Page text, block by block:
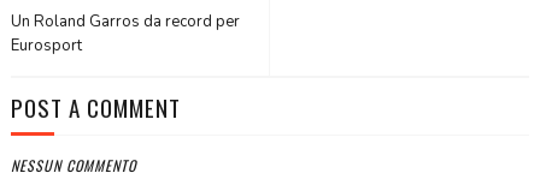
Un Roland Garros da record per
Eurosport
POST A COMMENT
NESSUN COMMENTO